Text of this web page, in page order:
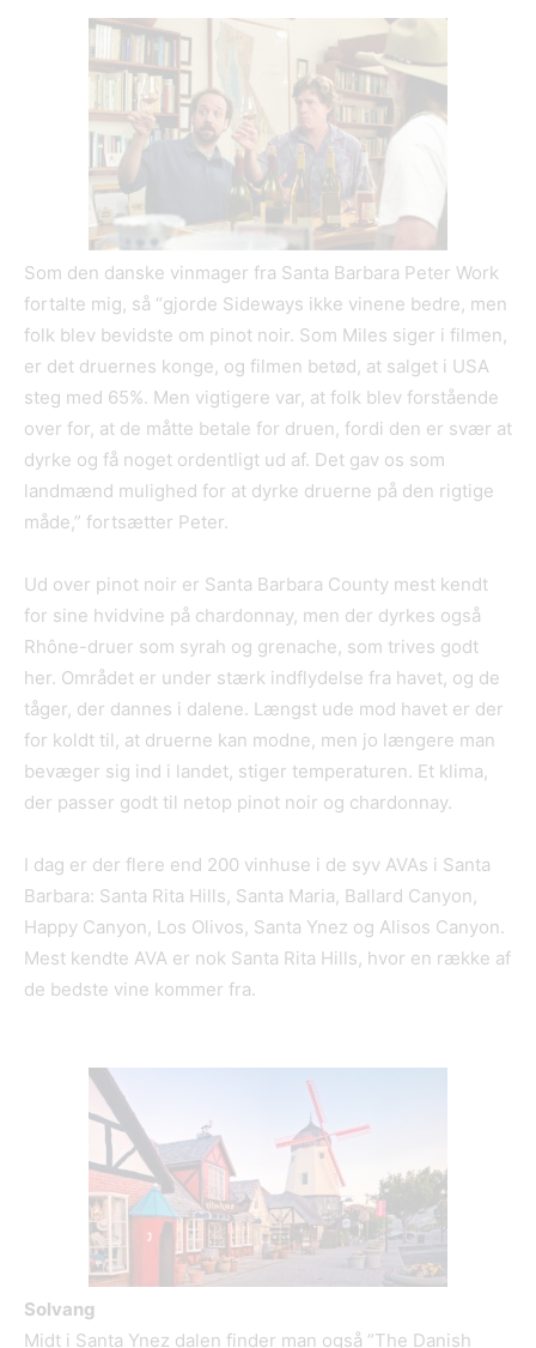
Som den danske vinmager fra Santa Barbara Peter Work
fortalte mig, så “gjorde Sideways ikke vinene bedre, men
folk blev bevidste om pinot noir. Som Miles siger i filmen,
er det druernes konge, og filmen betød, at salget i USA
steg med 65%. Men vigtigere var, at folk blev forstående
over for, at de måtte betale for druen, fordi den er svær at
dyrke og få noget ordentligt ud af. Det gav os som
landmænd mulighed for at dyrke druerne på den rigtige
måde,” fortsætter Peter.
Ud over pinot noir er Santa Barbara County mest kendt
for sine hvidvine på chardonnay, men der dyrkes også
Rhône-druer som syrah og grenache, som trives godt
her. Området er under stærk indflydelse fra havet, og de
tåger, der dannes i dalene. Længst ude mod havet er der
for koldt til, at druerne kan modne, men jo længere man
bevæger sig ind i landet, stiger temperaturen. Et klima,
der passer godt til netop pinot noir og chardonnay.
I dag er der flere end 200 vinhuse i de syv AVAs i Santa
Barbara: Santa Rita Hills, Santa Maria, Ballard Canyon,
Happy Canyon, Los Olivos, Santa Ynez og Alisos Canyon.
Mest kendte AVA er nok Santa Rita Hills, hvor en række af
de bedste vine kommer fra.
Solvang
Midt i Santa Ynez dalen finder man også ”The Danish